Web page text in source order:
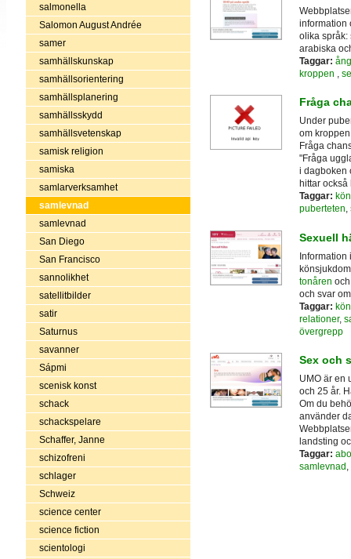
salmonella
Salomon August Andrée
samer
samhällskunskap
samhällsorientering
samhällsplanering
samhällsskydd
samhällsvetenskap
samisk religion
samiska
samlarverksamhet
samlevnad
samlevnad
San Diego
San Francisco
sannolikhet
satellitbilder
satir
Saturnus
savanner
Sápmi
scenisk konst
schack
schackspelare
Schaffer, Janne
schizofreni
schlager
Schweiz
science center
science fiction
scientologi
information
olika språk:
arabiska
Taggar:
kroppen ,
Fråga
Under
om
Fråga
"Fråga
i dagboken
hittar
Taggar:
puberteten,
Sexuell
Information
tonåren
och svar
Taggar:
relationer,
övergrepp
Sex och
UMO är en
och 25 år.
Om du
använder
landsting
Taggar:
samlevnad ,